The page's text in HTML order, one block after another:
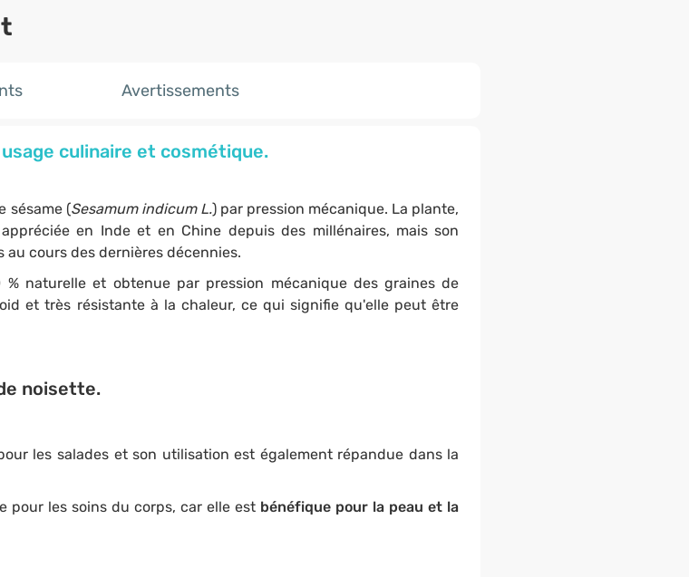
Avertissements
culinaire et cosmétique.
sésame (Sesamum indicum L.) par pression mécanique. La plante,
en Inde et en Chine depuis des millénaires, mais son
cours des dernières décennies.
naturelle et obtenue par pression mécanique des graines de
et très résistante à la chaleur, ce qui signifie qu'elle peut être
noisette.
les salades et son utilisation est également répandue dans la
pour les soins du corps, car elle est bénéfique pour la peau et la